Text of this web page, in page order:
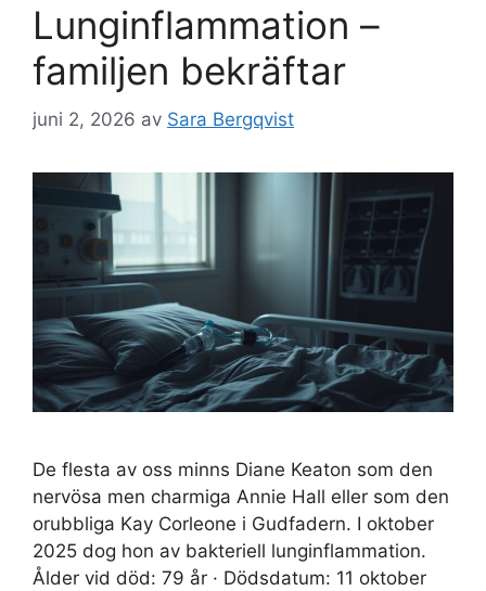
Lunginflammation –
familjen bekräftar
juni 2, 2026 av Sara Bergqvist
De flesta av oss minns Diane Keaton som den
nervösa men charmiga Annie Hall eller som den
orubbliga Kay Corleone i Gudfadern. I oktober
2025 dog hon av bakteriell lunginflammation.
Ålder vid död: 79 år · Dödsdatum: 11 oktober